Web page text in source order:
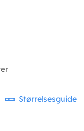
Størrelsesguide